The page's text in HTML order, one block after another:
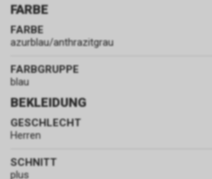
FARBE
FARBE
azurblau/anthrazitgrau
FARBGRUPPE
blau
BEKLEIDUNG
GESCHLECHT
Herren
SCHNITT
plus